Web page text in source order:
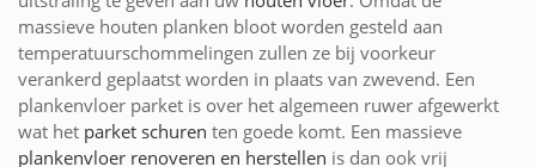
massieve houten planken bloot worden gesteld aan
temperatuurschommelingen zullen ze bij voorkeur
verankerd geplaatst worden in plaats van zwevend. Een
plankenvloer parket is over het algemeen ruwer afgewerkt
wat het parket schuren ten goede komt. Een massieve
plankenvloer renoveren en herstellen is dan ook vrij